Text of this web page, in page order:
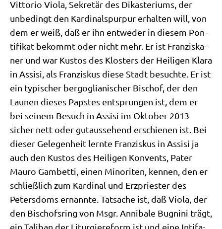
Vitto­rio Vio­la, Sekre­tär des Dik­aste­ri­ums, der
unbe­dingt den Kar­di­nals­pur­pur erhal­ten will, von
dem er weiß, daß er ihn ent­we­der in die­sem Pon­
ti­fi­kat bekommt oder nicht mehr. Er ist Fran­zis­ka­
ner und war Kustos des Klo­sters der Hei­li­gen Kla­ra
in Assi­si, als Fran­zis­kus die­se Stadt besuch­te. Er ist
ein typi­scher berg­o­glia­ni­scher Bischof, der den
Lau­nen die­ses Pap­stes ent­sprun­gen ist, dem er
bei sei­nem Besuch in Assi­si im Okto­ber 2013
sicher nett oder gut­aus­se­hend erschie­nen ist. Bei
die­ser Gele­gen­heit lern­te Fran­zis­kus in Assi­si ja
auch den Kustos des Hei­li­gen Kon­vents, Pater
Mau­ro Gam­bet­ti, einen Mino­ri­ten, ken­nen, den er
schließ­lich zum Kar­di­nal und Erz­prie­ster des
Peters­doms ernann­te. Tat­sa­che ist, daß Vio­la, der
den Bischofs­ring von Msgr. Anni­ba­le Bug­nini trägt,
ein Tali­ban der Lit­ur­gie­re­form ist und eine Inti­fa­